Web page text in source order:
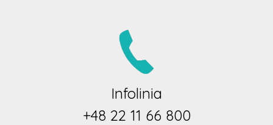
Infolinia
+48 22 11 66 800